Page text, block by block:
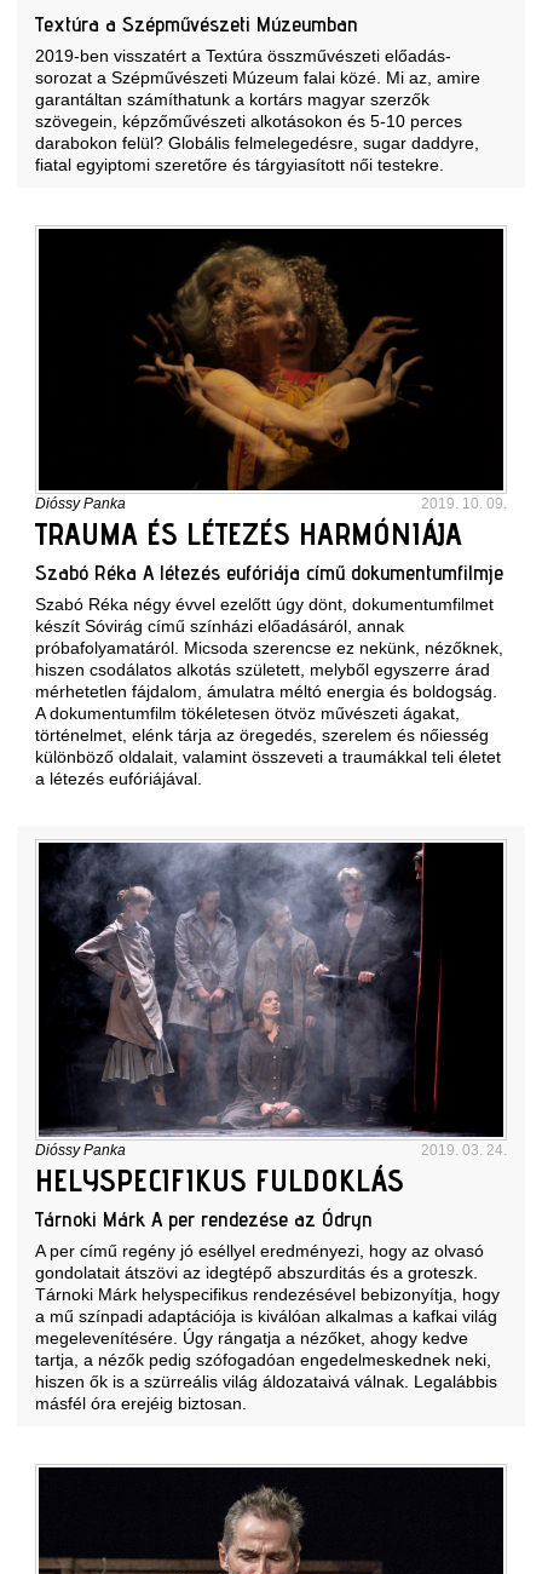
Textúra a Szépművészeti Múzeumban
2019-ben visszatért a Textúra összművészeti előadás-
sorozat a Szépművészeti Múzeum falai közé. Mi az, amire
garantáltan számíthatunk a kortárs magyar szerzők
szövegein, képzőművészeti alkotásokon és 5-10 perces
darabokon felül? Globális felmelegedésre, sugar daddyre,
fiatal egyiptomi szeretőre és tárgyiasított női testekre.
Dióssy Panka 2019. 10. 09.
TRAUMA ÉS LÉTEZÉS HARMÓNIÁJA
Szabó Réka A létezés eufóriája című dokumentumfilmje
Szabó Réka négy évvel ezelőtt úgy dönt, dokumentumfilmet
készít Sóvirág című színházi előadásáról, annak
próbafolyamatáról. Micsoda szerencse ez nekünk, nézőknek,
hiszen csodálatos alkotás született, melyből egyszerre árad
mérhetetlen fájdalom, ámulatra méltó energia és boldogság.
A dokumentumfilm tökéletesen ötvöz művészeti ágakat,
történelmet, elénk tárja az öregedés, szerelem és nőiesség
különböző oldalait, valamint összeveti a traumákkal teli életet
a létezés eufóriájával.
Dióssy Panka 2019. 03. 24.
HELYSPECIFIKUS FULDOKLÁS
Tárnoki Márk A per rendezése az Ódryn
A per című regény jó eséllyel eredményezi, hogy az olvasó
gondolatait átszövi az idegtépő abszurditás és a groteszk.
Tárnoki Márk helyspecifikus rendezésével bebizonyítja, hogy
a mű színpadi adaptációja is kiválóan alkalmas a kafkai világ
megelevenítésére. Úgy rángatja a nézőket, ahogy kedve
tartja, a nézők pedig szófogadóan engedelmeskednek neki,
hiszen ők is a szürreális világ áldozataivá válnak. Legalábbis
másfél óra erejéig biztosan.